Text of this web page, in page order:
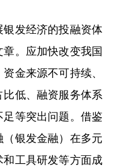
发经济的投融资体
。应加快改变我国
金来源不可持续、
低、融资服务体系
等突出问题。借鉴
银发金融）在多元
工具研发等方面成